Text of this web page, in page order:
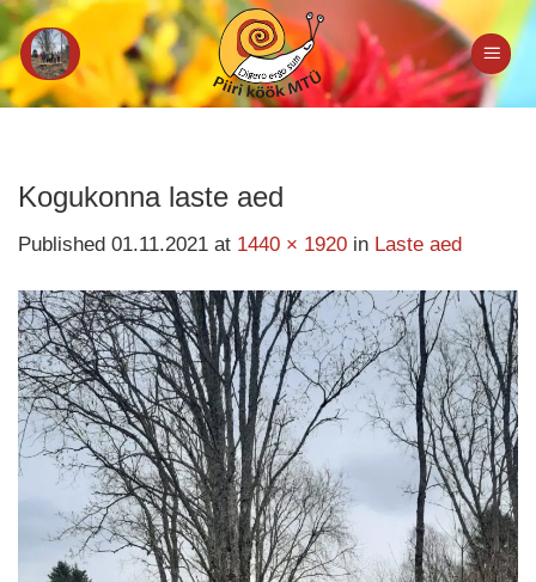
Skip
to
content
Kogukonna laste aed
Published 01.11.2021 at 1440 × 1920 in Laste aed